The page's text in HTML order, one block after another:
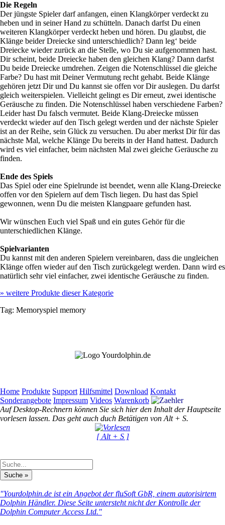
Die Regeln
Der jüngste Spieler darf anfangen, einen Klangkörper verdeckt zu
heben und in seiner Hand zu schütteln. Danach darfst Du einen
weiteren Klangkörper verdeckt heben und hören. Du glaubst, die
Klänge beider Dreiecke sind unterschiedlich? Dann leg‘ beide
Dreiecke wieder zurück an die Stelle, wo Du sie aufgenommen hast.
Dir scheint, beide Dreiecke haben den gleichen Klang? Dann darfst
Du beide Dreiecke umdrehen. Zeigen die Notenschlüssel die gleiche
Farbe? Du hast mit Deiner Vermutung recht gehabt. Beide Klänge
gehören jetzt Dir und Du kannst sie offen vor Dir auslegen. Du darfst
gleich weiterspielen. Vielleicht gelingt es Dir erneut, zwei identische
Geräusche zu finden. Die Notenschlüssel haben verschiedene Farben?
Leider hast Du falsch vermutet. Beide Klang-Dreiecke müssen
verdeckt wieder auf den Tisch gelegt werden und der nächste Spieler
ist an der Reihe, sein Glück zu versuchen. Du aber merkst Dir für das
nächste Mal, welche Klänge Du bereits in der Hand hattest. Dadurch
wird es viel einfacher, beim nächsten Mal zwei gleiche Geräusche zu
finden.
Ende des Spiels
Das Spiel oder eine Spielrunde ist beendet, wenn alle Klang-Dreiecke
offen vor den Spielern auf dem Tisch liegen. Du hast das Spiel
gewonnen, wenn Du die meisten Klangpaare gefunden hast.
Wir wünschen Euch viel Spaß und ein gutes Gehör für die
unterschiedlichen Klänge.
Spielvarianten
Du kannst mit den anderen Spielern vereinbaren, dass die ungleichen
Klänge offen wieder auf den Tisch zurückgelegt werden. Dann wird es
natürlich sehr viel einfacher, zwei identische Geräusche zu finden.
» weitere Produkte dieser Kategorie
Tag: Memoryspiel memory
Home Produkte Support Hilfsmittel Download Kontakt
Sonderangebote Impressum Videos Warenkorb
Auf Desktop-Rechnern können Sie sich hier den Inhalt der Hauptseite
vorlesen lassen. Das geht auch duch Betätigen von Alt + S.
[ Alt + S ]
"Yourdolphin.de ist ein Angebot der fluSoft GbR, einem autorisirtem
Dolphin Händler. Diese Seite untersteht nicht der Kontrolle der
Dolphin Computer Access Ltd."